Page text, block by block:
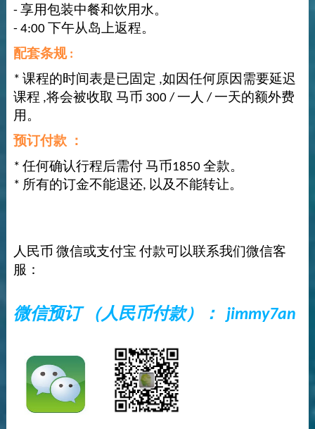
- 享用包装中餐和饮用水。
- 4:00 下午从岛上返程。
配套条规 :
* 课程的时间表是已固定 ,如因任何原因需要延迟
课程 ,将会被收取 马币 300 / 一人 / 一天的额外费
用。
预订付款 ：
* 任何确认行程后需付 马币1850 全款。
* 所有的订金不能退还, 以及不能转让。
人民币 微信或支付宝 付款可以联系我们微信客
服：
微信预订 （人民币付款）： jimmy7an